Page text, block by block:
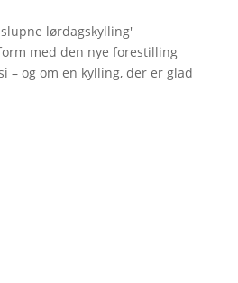
lørdagskylling'
med den nye forestilling
– og om en kylling, der er glad